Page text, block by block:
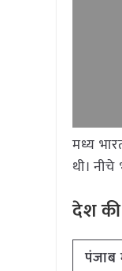
मध्य
थी।
देश
पंजाब